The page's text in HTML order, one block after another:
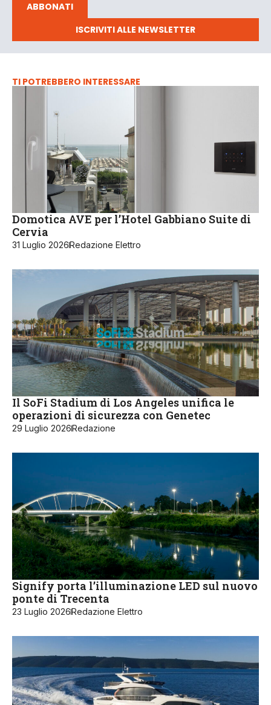
ABBONATI
ISCRIVITI ALLE NEWSLETTER
TI POTREBBERO INTERESSARE
Domotica AVE per l’Hotel Gabbiano Suite di
Cervia
31 Luglio 2026Redazione Elettro
Il SoFi Stadium di Los Angeles unifica le
operazioni di sicurezza con Genetec
29 Luglio 2026Redazione
Signify porta l’illuminazione LED sul nuovo
ponte di Trecenta
23 Luglio 2026Redazione Elettro